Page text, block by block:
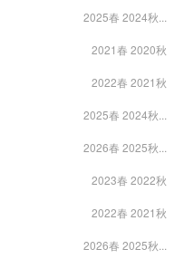
2025春 2024秋...
2021春 2020秋
2022春 2021秋
2025春 2024秋...
2026春 2025秋...
2023春 2022秋
2022春 2021秋
2026春 2025秋...